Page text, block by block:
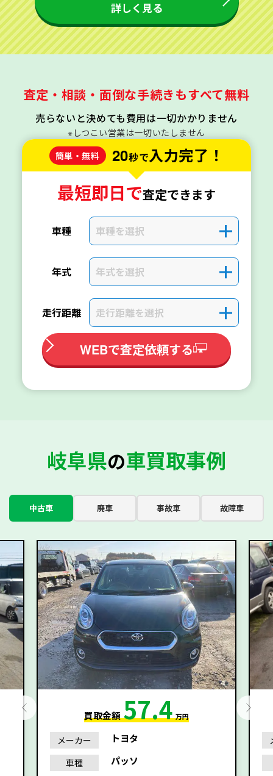
詳しく見る
査定・相談・面倒な手続きもすべて無料
売らないと決めても費用は一切かかりません
※しつこい営業は一切いたしません
簡単・無料
20秒で入力完了！
最短即日で査定できます
車種 車種を選択 ＋
年式 年式を選択 ＋
走行距離 走行距離を選択 ＋
WEBで査定依頼する
岐阜県の車買取事例
中古車 廃車 事故車 故障車
買取金額57.4 万円
メーカー トヨタ
車種 パッソ